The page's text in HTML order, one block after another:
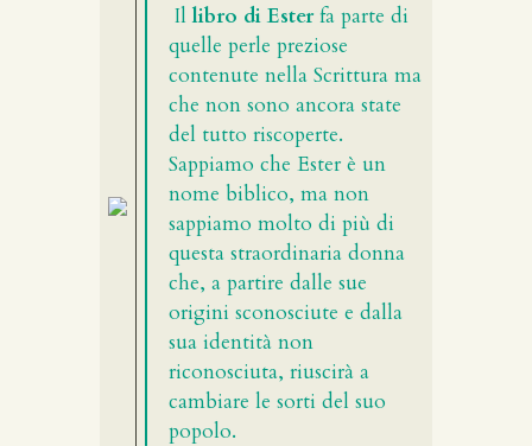
Illibro di Esterfa parte di
quelle perle preziose
contenute nella Scrittura ma
che non sono ancora state
del tutto riscoperte.
Sappiamo che Ester è un
nome biblico, ma non
sappiamo molto di più di
questa straordinaria donna
che, a partire dalle sue
origini sconosciute e dalla
sua identità non
riconosciuta, riuscirà a
cambiare le sorti del suo
popolo.